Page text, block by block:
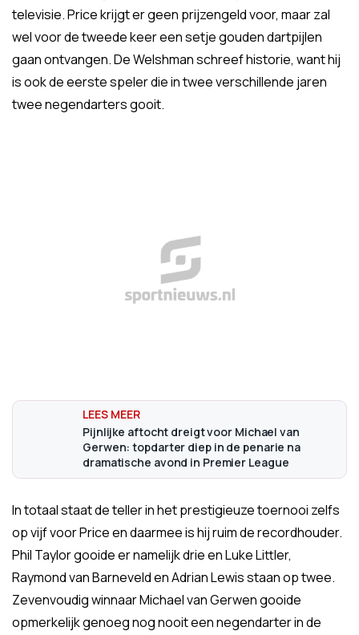
televisie. Price krijgt er geen prijzengeld voor, maar zal
wel voor de tweede keer een setje gouden dartpijlen
gaan ontvangen. De Welshman schreef historie, want hij
is ook de eerste speler die in twee verschillende jaren
twee negendarters gooit.
Pijnlijke aftocht dreigt voor Michael van
Gerwen: topdarter diep in de penarie na
dramatische avond in Premier League
In totaal staat de teller in het prestigieuze toernooi zelfs
op vijf voor Price en daarmee is hij ruim de recordhouder.
Phil Taylor gooide er namelijk drie en Luke Littler,
Raymond van Barneveld en Adrian Lewis staan op twee.
Zevenvoudig winnaar Michael van Gerwen gooide
opmerkelijk genoeg nog nooit een negendarter in de